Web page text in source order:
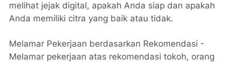
melihat jejak digital, apakah Anda siap dan apakah
Anda memiliki citra yang baik atau tidak.
Melamar Pekerjaan berdasarkan Rekomendasi -
Melamar pekerjaan atas rekomendasi tokoh, orang